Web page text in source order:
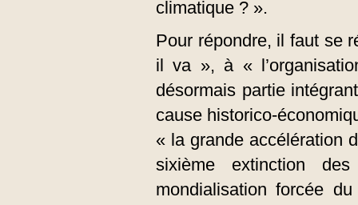
climatique ? ».
Pour répondre, il faut se
il va », à «
désormais partie
cause historico-
« la grande accélération
sixième extinction
mondialisation forcée